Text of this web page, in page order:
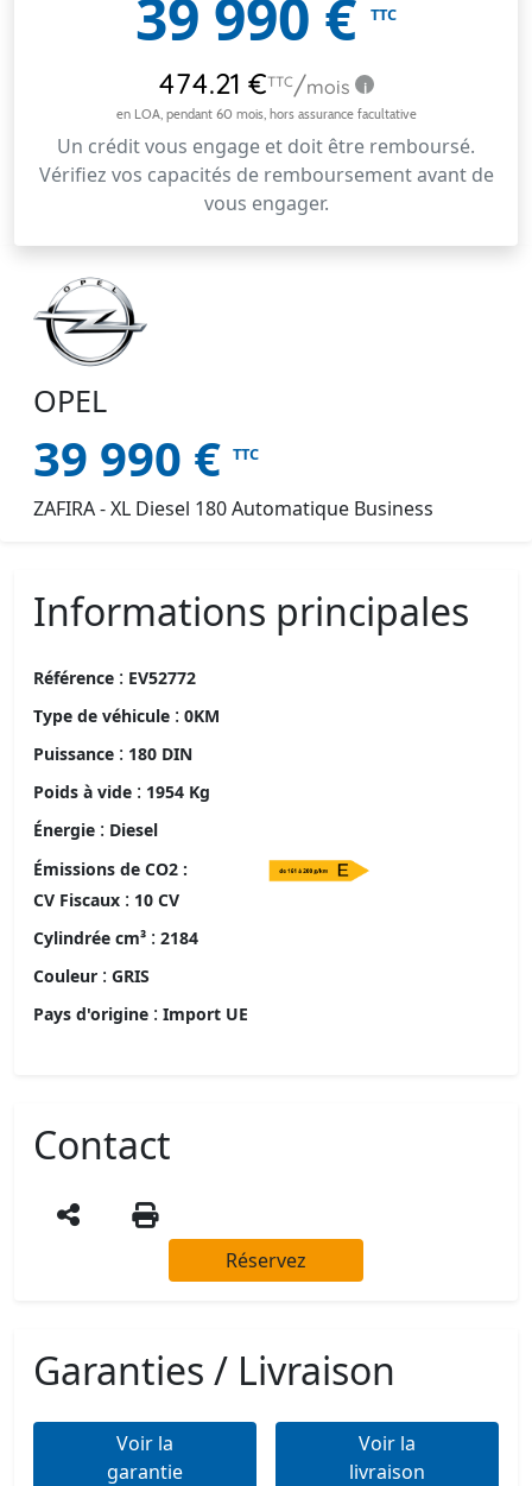
39 990 € TTC
Un crédit vous engage et doit être remboursé.
Vérifiez vos capacités de remboursement avant de
vous engager.
OPEL
39 990 € TTC
ZAFIRA - XL Diesel 180 Automatique Business
Informations principales
Référence : EV52772
Type de véhicule : 0KM
Puissance : 180 DIN
Poids à vide : 1954 Kg
Énergie : Diesel
Émissions de CO2 :
CV Fiscaux : 10 CV
Cylindrée cm³ : 2184
Couleur : GRIS
Pays d'origine : Import UE
Contact
Réservez
Garanties / Livraison
Voir la
garantie
Voir la
livraison